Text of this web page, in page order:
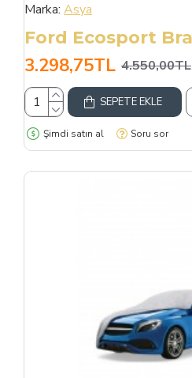
Marka: Asya
3.298,75TL 4.550,00TL
SEPETE EKLE
Şimdi satın al Soru sor